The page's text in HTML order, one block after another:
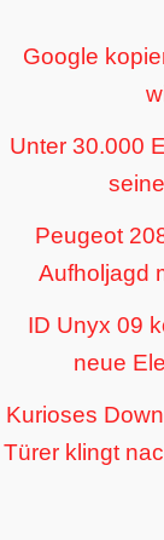
Google
Unter 30.000
Peugeot
Aufholjagd
ID Unyx 09
neue
Kurioses
Türer klingt